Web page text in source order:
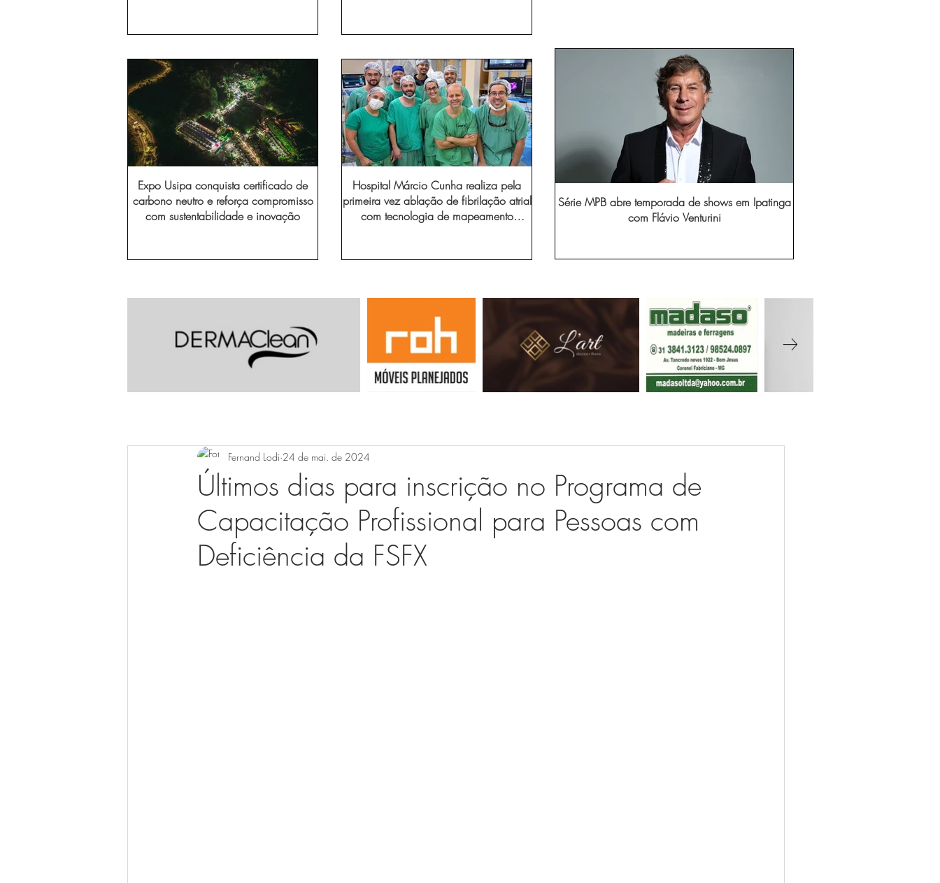
Expo Usipa conquista certificado de
carbono neutro e reforça compromisso
com sustentabilidade e inovação
Hospital Márcio Cunha realiza pela
primeira vez ablação de fibrilação atrial
com tecnologia de mapeamento
Série MPB abre temporada de shows em Ipatinga
com Flávio Venturini
Últimos dias para inscrição no Programa de
Capacitação Profissional para Pessoas com
Deficiência da FSFX
Fernand Lodi 24 de mai. de 2024